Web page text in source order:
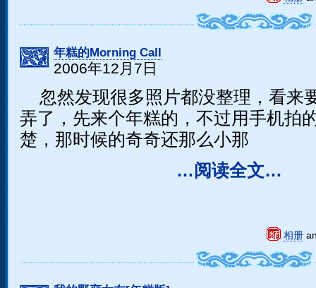
年糕的Morning Call
2006年12月7日
忽然发现很多照片都没整理，看来
弄了，先来个年糕的，不过用手机拍
楚，那时候的奇奇还那么小那
…阅读全文…
相册